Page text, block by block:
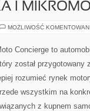
I
MOŻLIWOŚĆ
Concierge to
został
rozumieć rynek
wszystkim na
z kupnem